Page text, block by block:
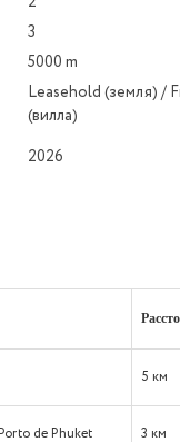
3
5000 m
Leasehold (земля) /
(вилла)
2026
5 км
de Phuket 3 км